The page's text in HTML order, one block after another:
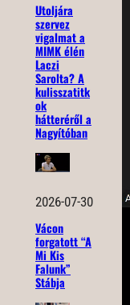
Utoljára
szervez
vigalmat a
MIMK élén
Laczi
Sarolta? A
kulisszatitk
ok
hátteréről a
Nagyítóban
2026-07-30
Vácon
forgatott “A
Mi Kis
Falunk”
Stábja